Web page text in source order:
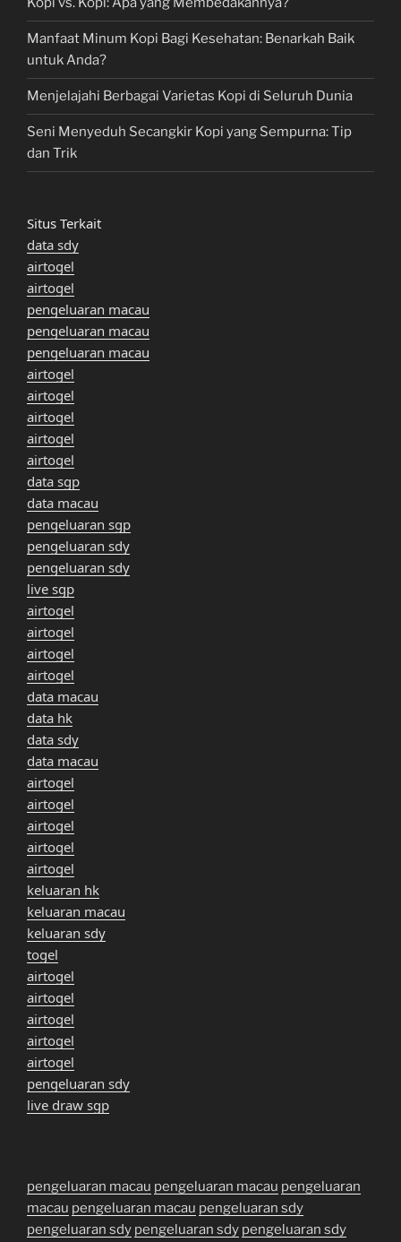
Manfaat Minum Kopi Bagi Kesehatan: Benarkah Baik
untuk Anda?
Menjelajahi Berbagai Varietas Kopi di Seluruh Dunia
Seni Menyeduh Secangkir Kopi yang Sempurna: Tip
dan Trik
Situs Terkait
data sdy
airtogel
airtogel
pengeluaran macau
pengeluaran macau
pengeluaran macau
airtogel
airtogel
airtogel
airtogel
airtogel
data sgp
data macau
pengeluaran sgp
pengeluaran sdy
pengeluaran sdy
live sgp
airtogel
airtogel
airtogel
airtogel
data macau
data hk
data sdy
data macau
airtogel
airtogel
airtogel
airtogel
airtogel
keluaran hk
keluaran macau
keluaran sdy
togel
airtogel
airtogel
airtogel
airtogel
airtogel
pengeluaran sdy
live draw sgp
pengeluaran macau pengeluaran macau pengeluaran
macau pengeluaran macau pengeluaran sdy
pengeluaran sdy pengeluaran sdy pengeluaran sdy